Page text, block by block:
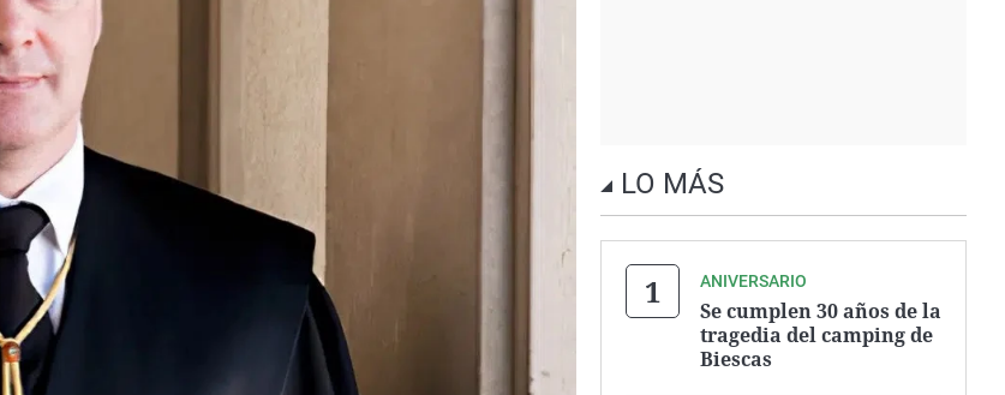
LO MÁS
ANIVERSARIO
Se cumplen 30 años de la
tragedia del camping de
Biescas